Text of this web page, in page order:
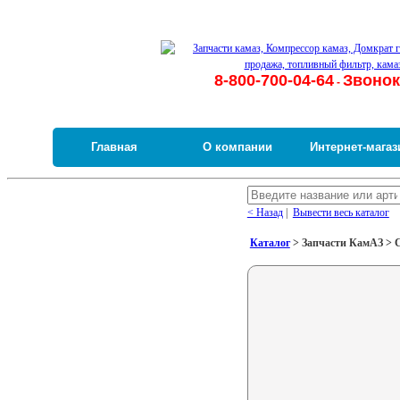
8-800-700-04-64-
Главная О компании Интернет-
< Назад| Вывести весь каталог
Каталог> Запчасти КамАЗ >